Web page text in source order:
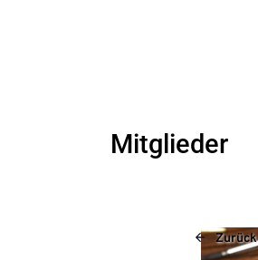
Mitglieder
Zurück